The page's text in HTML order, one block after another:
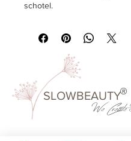
schotel.
SLOWBEAUTY
We Create
®